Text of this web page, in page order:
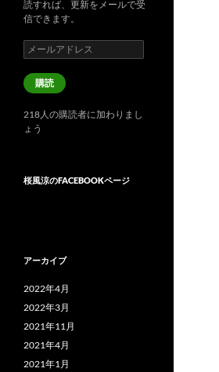
読すれば、更新をメールで受
信できます。
メ
ー
ル
ア
レ
ス
購読
218人の購読者に加わりまし
ょう
桜風涼のFACEBOOKページ
アーカイブ
2022年4月
2022年3月
2021年11月
2021年4月
2021年1月